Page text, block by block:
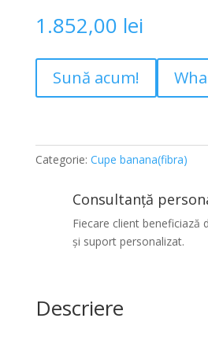
1.852,00 lei
Sună acum!
Categorie: Cupe banana(fibra)
Consultanță
Fiecare client beneficiază
și suport personalizat.
Descriere